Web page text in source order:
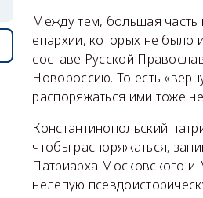
Между тем, большая часть
епархии, которых не было
составе Русской
Новороссию. То есть
распоряжаться ими тоже
Константинопольский
чтобы распоряжаться,
Патриарха Московского и
нелепую